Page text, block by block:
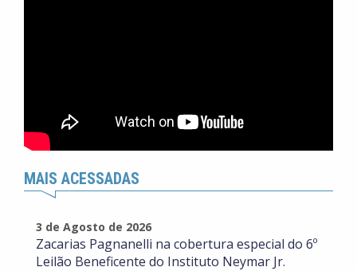
MAIS ACESSADAS
3 de Agosto de 2026
Zacarias Pagnanelli na cobertura especial do 6º
Leilão Beneficente do Instituto Neymar Jr.